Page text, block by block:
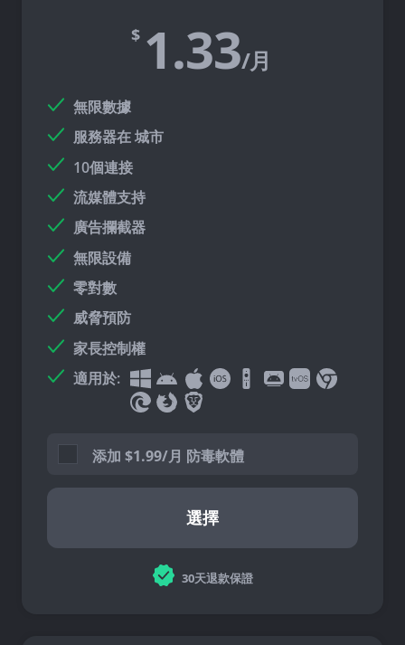
$ 1.33/月
無限數據
服務器在城市
10個連接
流媒體支持
廣告攔截器
無限設備
零對數
威脅預防
家長控制權
適用於:
添加 $1.99/月 防毒軟體
選擇
30天退款保證